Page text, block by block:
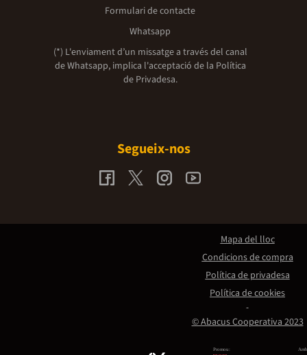
Formulari de contacte
Whatsapp
(*) L'enviament d’un missatge a través del canal
de Whatsapp, implica l'acceptació de la Política
de Privadesa.
Segueix-nos
Promou:
© Abacus Cooperativa 2023
Mapa del lloc
Condicions de compra
Política de privadesa
Política de cookies